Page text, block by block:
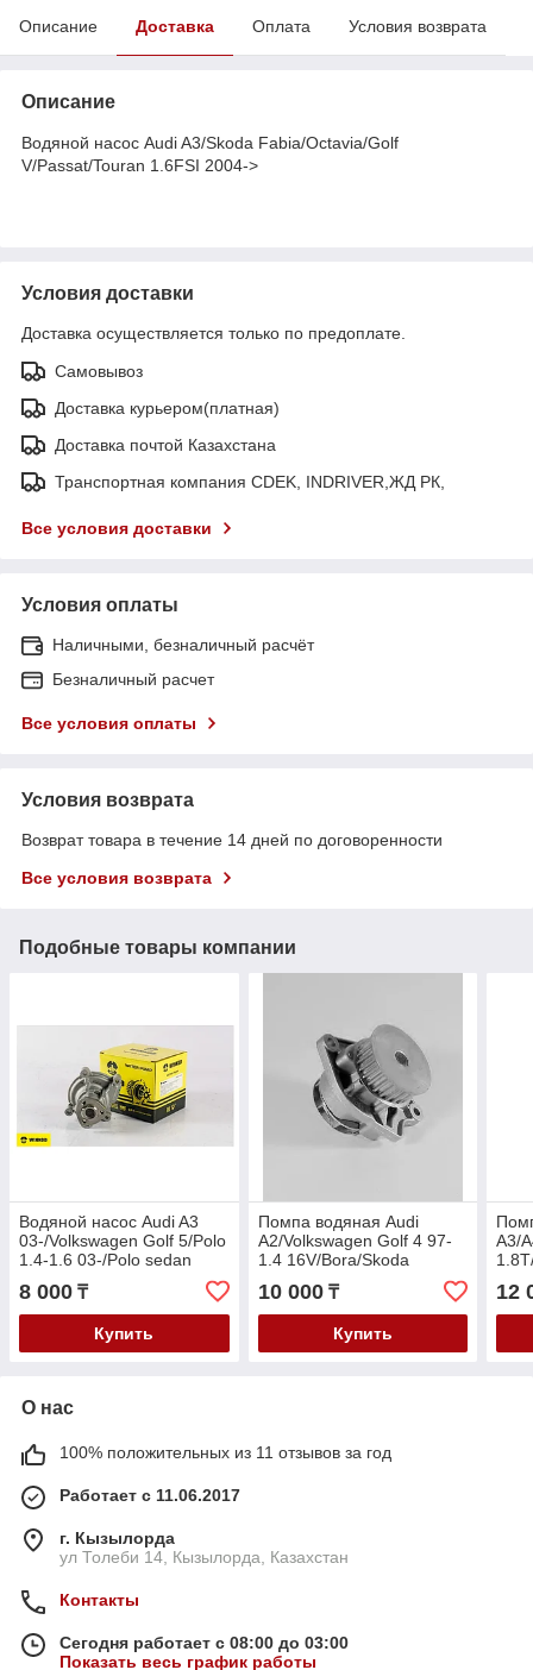
Описание Доставка Оплата Условия возврата
Описание
Водяной насос Audi A3/Skoda Fabia/Octavia/Golf
V/Passat/Touran 1.6FSI 2004->
Условия доставки
Доставка осуществляется только по предоплате.
Самовывоз
Доставка курьером(платная)
Доставка почтой Казахстана
Транспортная компания CDEK, INDRIVER,ЖД РК,
Все условия доставки
Условия оплаты
Наличными, безналичный расчёт
Безналичный расчет
Все условия оплаты
Условия возврата
Возврат товара в течение 14 дней по договоренности
Все условия возврата
Подобные товары компании
Водяной насос Audi A3
03-/Volkswagen Golf 5/Polo
1.4-1.6 03-/Polo sedan
2009-/Skoda Fabia/Rapid
1.4-1.6 2010-
8 000 ₸
Купить
Помпа водяная Audi
A2/Volkswagen Golf 4 97-
1.4 16V/Bora/Skoda
Octavia A4/Fabia 1997- 1.4
16V
10 000₸
Купить
A3/
12
О нас
100% положительных из 11 отзывов за год
Работает с 11.06.2017
г. Кызылорда
ул Толеби 14, Кызылорда, Казахстан
Контакты
Сегодня работает с 08:00 до 03:00
Показать весь график работы